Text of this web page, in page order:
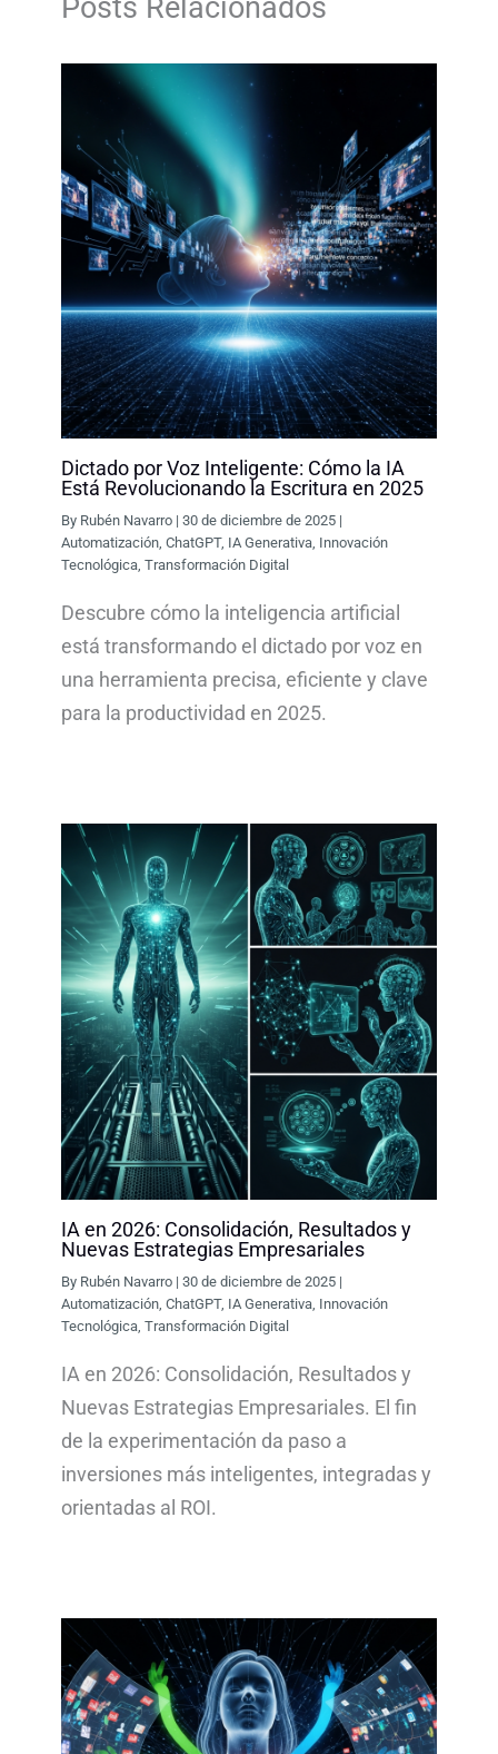
I
n
p
p
n
k
Posts Relacionados
Dictado por Voz Inteligente: Cómo la IA
Está Revolucionando la Escritura en 2025
By Rubén Navarro |30 de diciembre de 2025 |
Automatización,ChatGPT, IA Generativa, Innovación
Tecnológica,Transformación Digital
Descubre cómo la inteligencia artificial
está transformando el dictado por voz en
una herramienta precisa, eficiente y clave
para la productividad en 2025.
IA en 2026: Consolidación, Resultados y
Nuevas Estrategias Empresariales
By Rubén Navarro |30 de diciembre de 2025 |
Automatización ,ChatGPT, IA Generativa Innovación
Tecnológica ,Transformación Digital
IA en 2026: Consolidación, Resultados y
Nuevas Estrategias Empresariales. El fin
de la experimentación da paso a
inversiones más inteligentes, integradas y
orientadas al ROI.